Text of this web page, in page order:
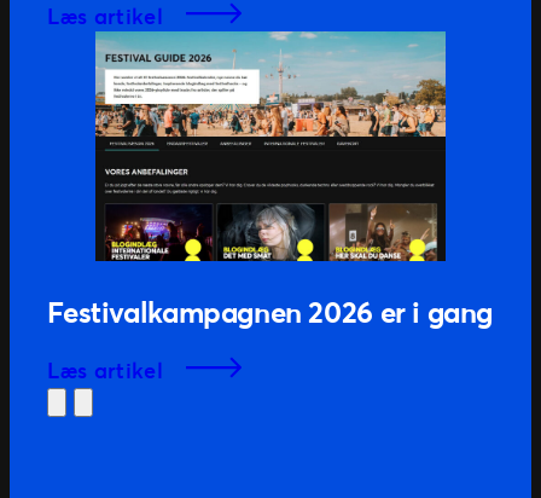
læs artikel
Festivalkampagnen 2026 er i gang
læs artikel
Previous
Next